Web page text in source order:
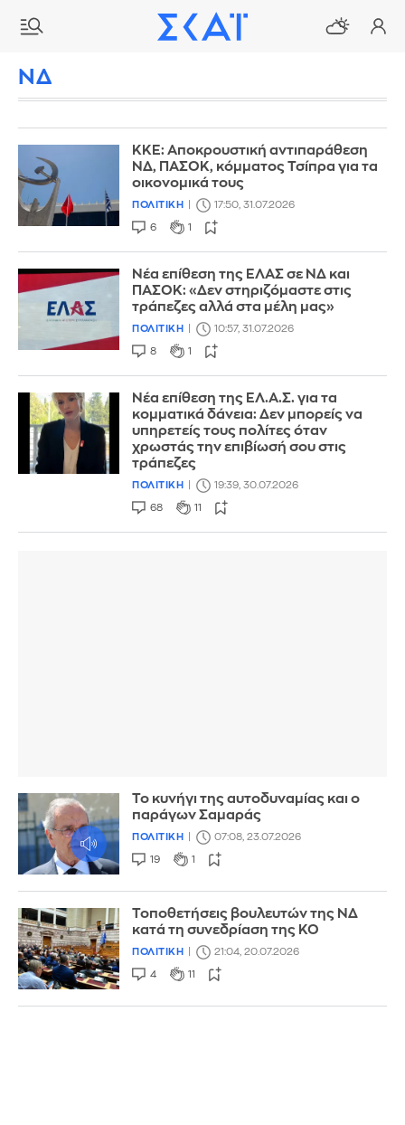
ΝΔ
ΚΚΕ: Αποκρουστική αντιπαράθεση
ΝΔ, ΠΑΣΟΚ, κόμματος Τσίπρα για τα
οικονομικά τους
ΠΟΛΙΤΙΚΗ 17:50, 31.07.2026
6 1
Νέα επίθεση της ΕΛΑΣ σε ΝΔ και
ΠΑΣΟΚ: «Δεν στηριζόμαστε στις
τράπεζες αλλά στα μέλη μας»
ΠΟΛΙΤΙΚΗ 10:57, 31.07.2026
8 1
Νέα επίθεση της ΕΛ.Α.Σ. για τα
κομματικά δάνεια: Δεν μπορείς να
υπηρετείς τους πολίτες όταν
χρωστάς την επιβίωσή σου στις
τράπεζες
ΠΟΛΙΤΙΚΗ 19:39, 30.07.2026
68 11
Το κυνήγι της αυτοδυναμίας και ο
παράγων Σαμαράς
ΠΟΛΙΤΙΚΗ 07:08, 23.07.2026
19 1
Τοποθετήσεις βουλευτών της ΝΔ
κατά τη συνεδρίαση της ΚΟ
ΠΟΛΙΤΙΚΗ 21:04, 20.07.2026
4 11